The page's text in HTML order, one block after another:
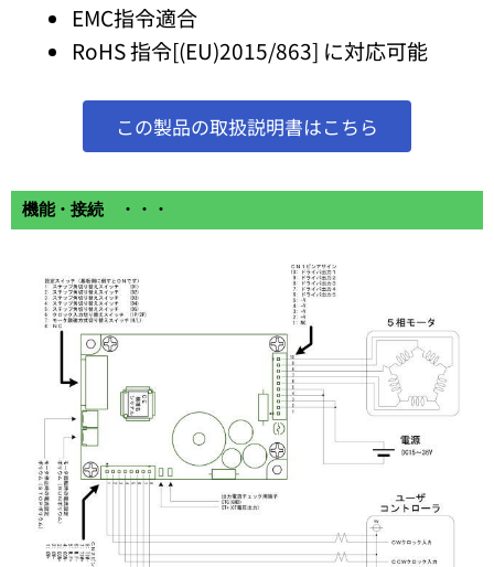
EMC指令適合
RoHS 指令[(EU)2015/863] に対応可能
この製品の取扱説明書はこちら
機能・接続 ・・・